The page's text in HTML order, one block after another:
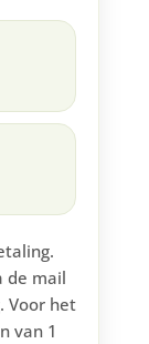
de mail
Voor het
van 1